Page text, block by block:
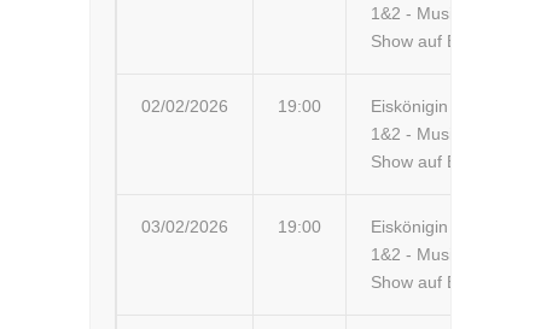
1&2 - Musik-
Show auf Eis
02/02/2026 19:00
Eiskönigin
1&2 - Musik-
Show auf Eis
03/02/2026 19:00
Eiskönigin
1&2 - Musik-
Show auf Eis